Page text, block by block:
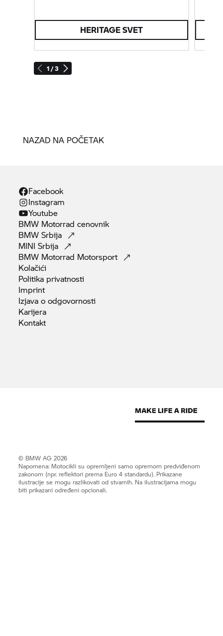
1 / 3
HERITAGE SVET
NAZAD NA POČETAK
Facebook
Instagram
Youtube
BMW Motorrad cenovnik
BMWSrbija
MINISrbija
BMW Motorrad Motorsport
Kolačići
Politika privatnosti
Imprint
Izjava oodgovornosti
Karijera
Kontakt
© BMW AG 2026
Napomena: Motocikli su opremljeni samo opremom predviđenom
zakonom (npr. reflektori prema Euro 4 standardu). Prikazane
ilustracije se mogu razlikovati od stvarnih. Na ilustracijama mogu
biti prikazani određeni opcionali.